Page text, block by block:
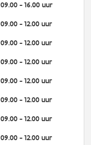
09.00 - 16.00 uur
09.00 - 12.00 uur
09.00 - 12.00 uur
09.00 - 12.00 uur
09.00 - 12.00 uur
09.00 - 12.00 uur
09.00 - 12.00 uur
09.00 - 12.00 uur